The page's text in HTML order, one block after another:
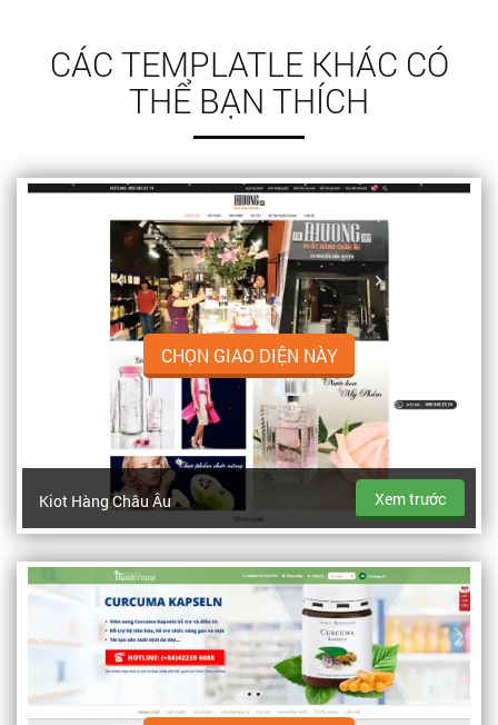
CÁC TEMPLATLE KHÁC CÓ
THỂ BẠN THÍCH
CHỌN GIAO DIỆN NÀY
Kiot Hàng Châu Âu Xem trước